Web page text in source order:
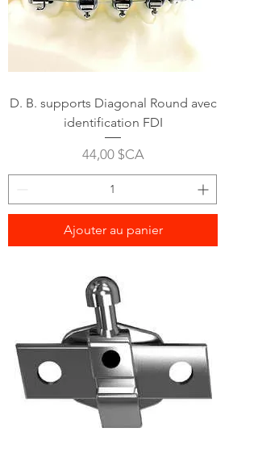
D. B. supports Diagonal Round avec
identification FDI
Prix
44,00 $CA
Ajouter au panier